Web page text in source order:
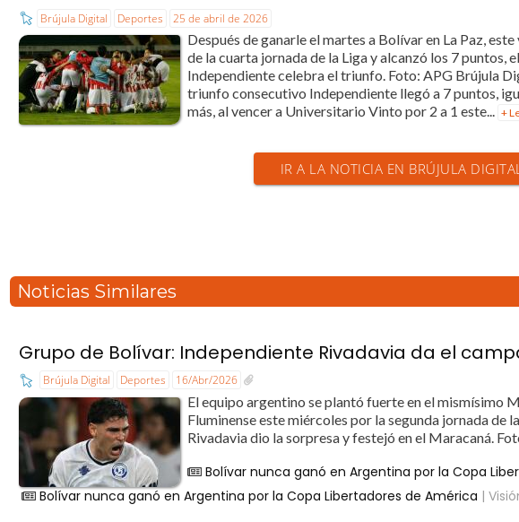
Brújula Digital Deportes 25 de abril de 2026
Después de ganarle el martes a Bolívar en La Paz,
de la cuarta jornada de la Liga y alcanzó los 7 puntos,
Independiente celebra el triunfo. Foto: APG Brújula
triunfo consecutivo Independiente llegó a 7 puntos,
más, al vencer a Universitario Vinto por 2 a 1 este... +
IR A LA NOTICIA EN BRÚJULA DIGITAL
Noticias Similares
Grupo de Bolívar: Independiente Rivadavia da el
Brújula Digital Deportes 16/Abr/2026
El equipo argentino se plantó fuerte en el mismísimo
Fluminense este miércoles por la segunda jornada de
Rivadavia dio la sorpresa y festejó en el Maracaná.
Bolívar nunca ganó en Argentina por la Copa
Bolívar nunca ganó en Argentina por la Copa Libertadores de América |